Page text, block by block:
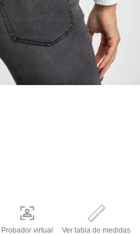
Probador virtual Ver tabla de medidas